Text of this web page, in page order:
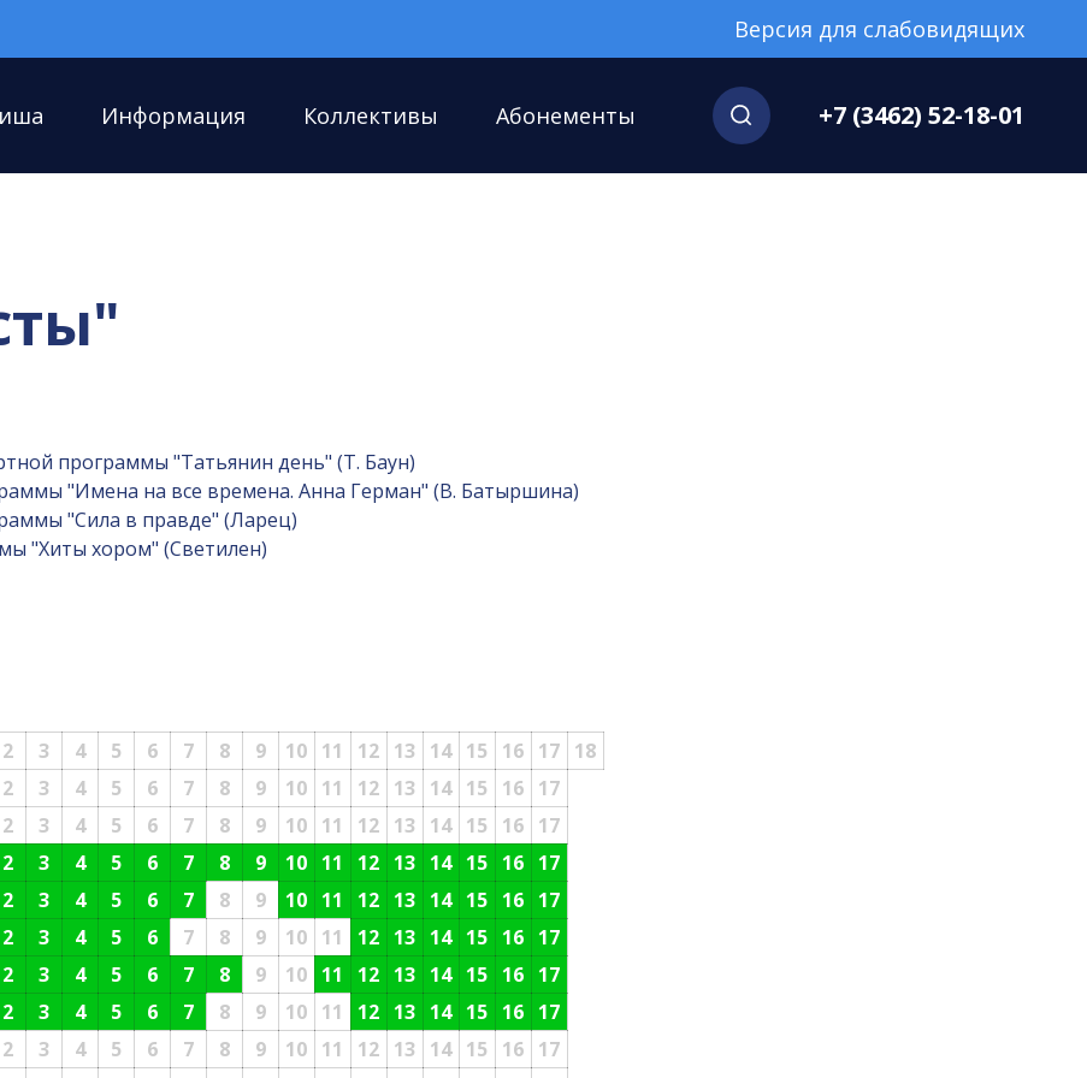
Версия для слабовидящих
Информация Коллективы Абонементы +7 (3462) 52-18-01
программы "Татьянин день" (Т. Баун)
"Имена на все времена. Анна Герман" (В. Батыршина)
"Сила в правде" (Ларец)
"Хиты хором" (Светилен)
2 3 4 5 6 7 8 9 10 11 12 13 14 15 16 17 18
2 3 4 5 6 7 8 9 10 11 12 13 14 15 16 17
2 3 4 5 6 7 8 9 10 11 12 13 14 15 16 17
2 3 4 5 6 7 8 9 10 11 12 13 14 15 16 17
2 3 4 5 6 7 8 9 10 11 12 13 14 15 16 17
2 3 4 5 6 7 8 9 10 11 12 13 14 15 16 17
2 3 4 5 6 7 8 9 10 11 12 13 14 15 16 17
2 3 4 5 6 7 8 9 10 11 12 13 14 15 16 17
2 3 4 5 6 7 8 9 10 11 12 13 14 15 16 17